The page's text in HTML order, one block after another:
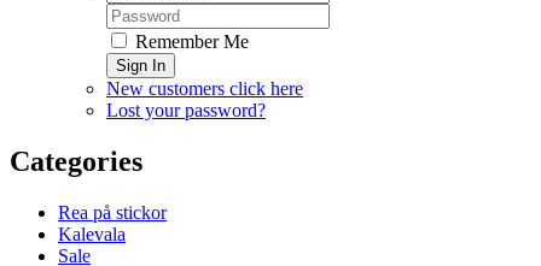
Remember Me
Sign In
New customers click here
Lost your password?
Categories
Rea på stickor
Kalevala
Sale